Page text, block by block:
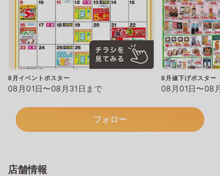
8月イベントポスター
08月01日〜08月31日まで
8月値下げポスター
08月01日〜08
フォロー
店舗情報